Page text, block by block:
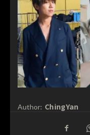
Author: ChingYan